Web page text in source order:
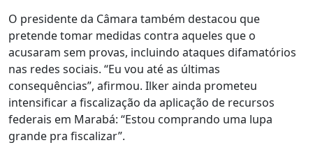
O presidente da Câmara também destacou que
pretende tomar medidas contra aqueles que o
acusaram sem provas, incluindo ataques difamatórios
nas redes sociais. “Eu vou até as últimas
consequências”, afirmou. Ilker ainda prometeu
intensificar a fiscalização da aplicação de recursos
federais em Marabá: “Estou comprando uma lupa
grande pra fiscalizar”.